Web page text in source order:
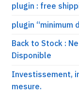
plugin : free
plugin “minimum
Back to Stock :
Disponible
Investissement,
mesure.